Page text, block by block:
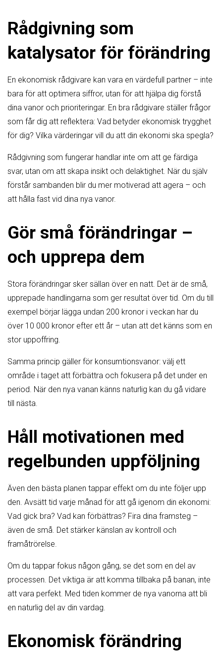
Rådgivning som
katalysator för förändring
En ekonomisk rådgivare kan vara en värdefull partner – inte
bara för att optimera siffror, utan för att hjälpa dig förstå
dina vanor och prioriteringar. En bra rådgivare ställer frågor
som får dig att reflektera: Vad betyder ekonomisk trygghet
för dig? Vilka värderingar vill du att din ekonomi ska spegla?
Rådgivning som fungerar handlar inte om att ge färdiga
svar, utan om att skapa insikt och delaktighet. När du själv
förstår sambanden blir du mer motiverad att agera – och
att hålla fast vid dina nya vanor.
Gör små förändringar –
och upprepa dem
Stora förändringar sker sällan över en natt. Det är de små,
upprepade handlingarna som ger resultat över tid. Om du till
exempel börjar lägga undan 200 kronor i veckan har du
över 10 000 kronor efter ett år – utan att det känns som en
stor uppoffring.
Samma princip gäller för konsumtionsvanor: välj ett
område i taget att förbättra och fokusera på det under en
period. När den nya vanan känns naturlig kan du gå vidare
till nästa.
Håll motivationen med
regelbunden uppföljning
Även den bästa planen tappar effekt om du inte följer upp
den. Avsätt tid varje månad för att gå igenom din ekonomi:
Vad gick bra? Vad kan förbättras? Fira dina framsteg –
även de små. Det stärker känslan av kontroll och
framåtrörelse.
Om du tappar fokus någon gång, se det som en del av
processen. Det viktiga är att komma tillbaka på banan, inte
att vara perfekt. Med tiden kommer de nya vanorna att bli
en naturlig del av din vardag.
Ekonomisk förändring